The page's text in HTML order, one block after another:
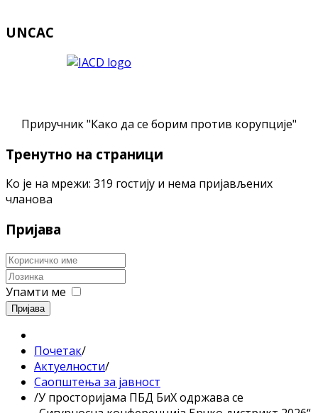
UNCAC
Приручник "Како да се борим против корупције"
Тренутно на страници
Ко је на мрежи: 319 гостију и нема пријављених
чланова
Пријава
Упамти ме
Пријава
Почетак/
Актуелности/
Саопштења за јавност
/У просторијама ПБД БиХ одржава се